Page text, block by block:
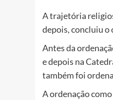
A trajetória
depois, concluiu o
Antes da
e depois na
também foi
A ordenação